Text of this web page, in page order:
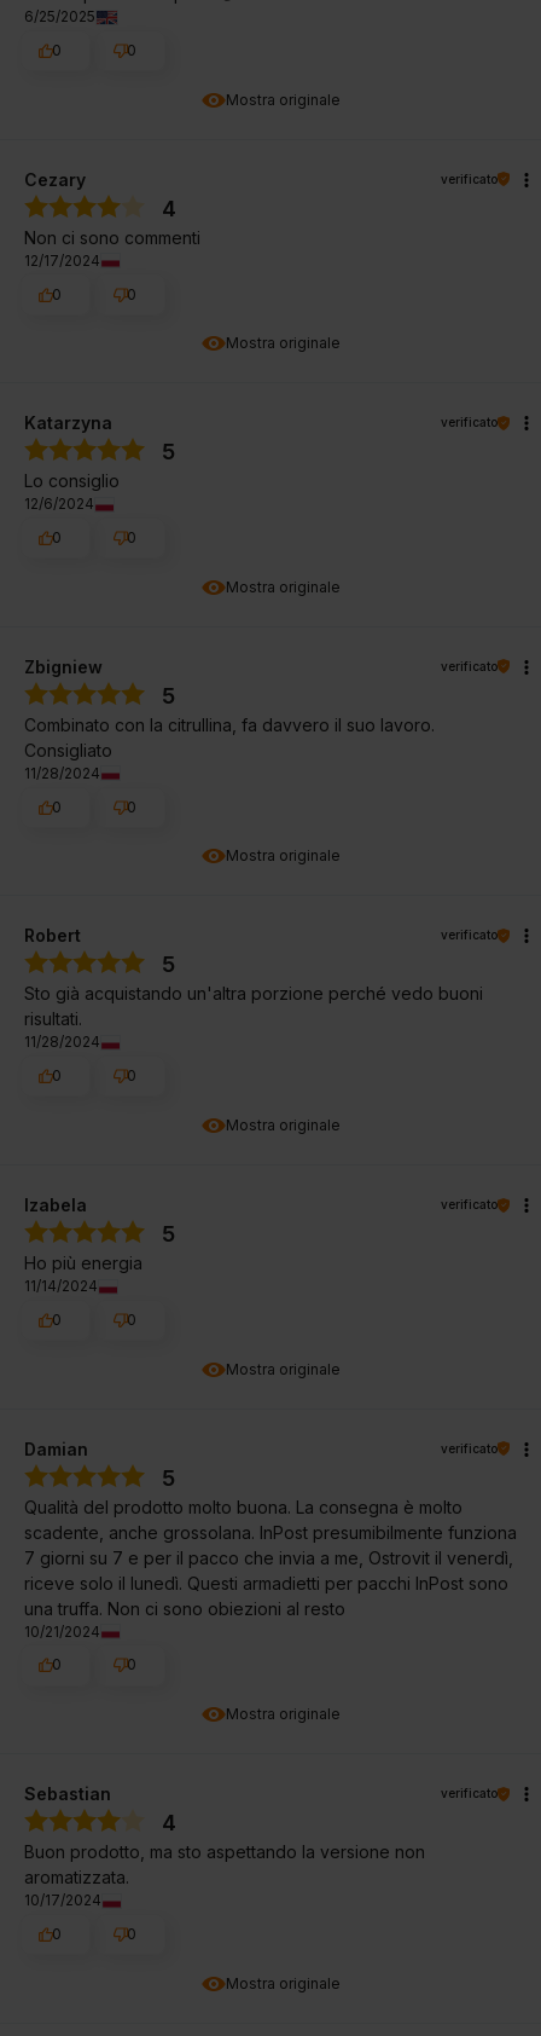
Mostra originale
6/25/2025
0
0
Mostra originale
Cezary verificato
4
Non ci sono commenti
12/17/2024
0
0
Mostra originale
Katarzyna verificato
5
Lo consiglio
12/6/2024
0
0
Mostra originale
Zbigniew verificato
5
Combinato con la citrullina, fa davvero il suo lavoro.
Consigliato
11/28/2024
0
0
Mostra originale
Robert verificato
5
Sto già acquistando un'altra porzione perché vedo buoni
risultati.
11/28/2024
0
0
Mostra originale
Izabela verificato
5
Ho più energia
11/14/2024
0
0
Mostra originale
Damian verificato
5
Qualità del prodotto molto buona. La consegna è molto
scadente, anche grossolana. InPost presumibilmente funziona
7 giorni su 7 e per il pacco che invia a me, Ostrovit il venerdì,
riceve solo il lunedì. Questi armadietti per pacchi InPost sono
una truffa. Non ci sono obiezioni al resto
10/21/2024
0
0
Mostra originale
Sebastian verificato
4
Buon prodotto, ma sto aspettando la versione non
aromatizzata.
10/17/2024
0
0